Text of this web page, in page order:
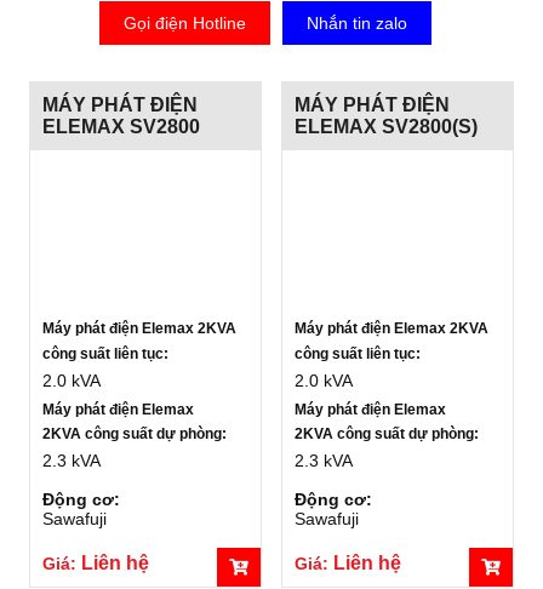
Gọi điện Hotline
Nhắn tin zalo
MÁY PHÁT ĐIỆN
ELEMAX SV2800
Máy phát điện Elemax 2KVA
công suất liên tục:
2.0 kVA
Máy phát điện Elemax
2KVA công suất dự phòng:
2.3 kVA
Động cơ:
Sawafuji
Giá: Liên hệ
MÁY PHÁT ĐIỆN
ELEMAX SV2800(S)
Máy phát điện Elemax 2KVA
công suất liên tục:
2.0 kVA
Máy phát điện Elemax
2KVA công suất dự phòng:
2.3 kVA
Động cơ:
Sawafuji
Giá: Liên hệ